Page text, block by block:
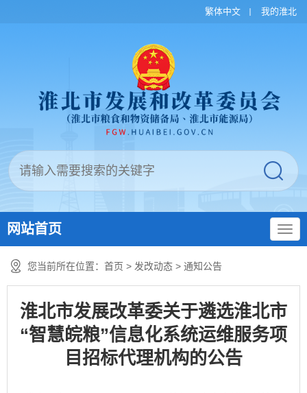
繁体中文 我的淮北
网站首页
您当前所在位置： 首页 > 发改动态 > 通知公告
淮北市发展改革委关于遴选淮北市
“智慧皖粮”信息化系统运维服务项
目招标代理机构的公告